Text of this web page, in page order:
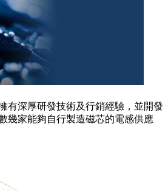
有深厚研發技術及行銷經驗，並開發
幾家能夠自行製造磁芯的電感供應